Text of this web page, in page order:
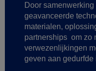
Door
geavanceerde
materialen,
partnerships om zo
verwezenlijkingen
geven aan gedurfde